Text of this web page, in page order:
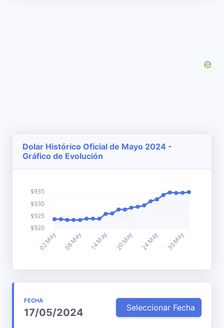
Dolar Histórico Oficial de Mayo 2024 -
Gráfico de Evolución
FECHA
17/05/2024 Seleccionar Fecha